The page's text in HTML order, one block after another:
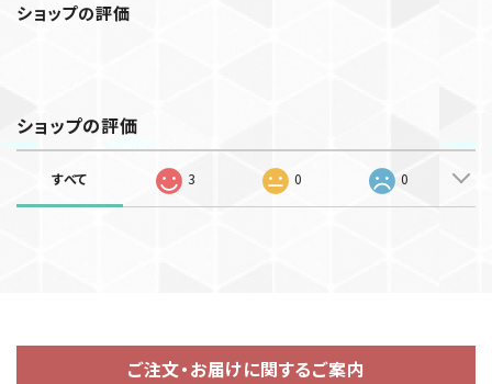
ショップの評価
ショップの評価
すべて 3 0 0
ご注文・お届けに関するご案内